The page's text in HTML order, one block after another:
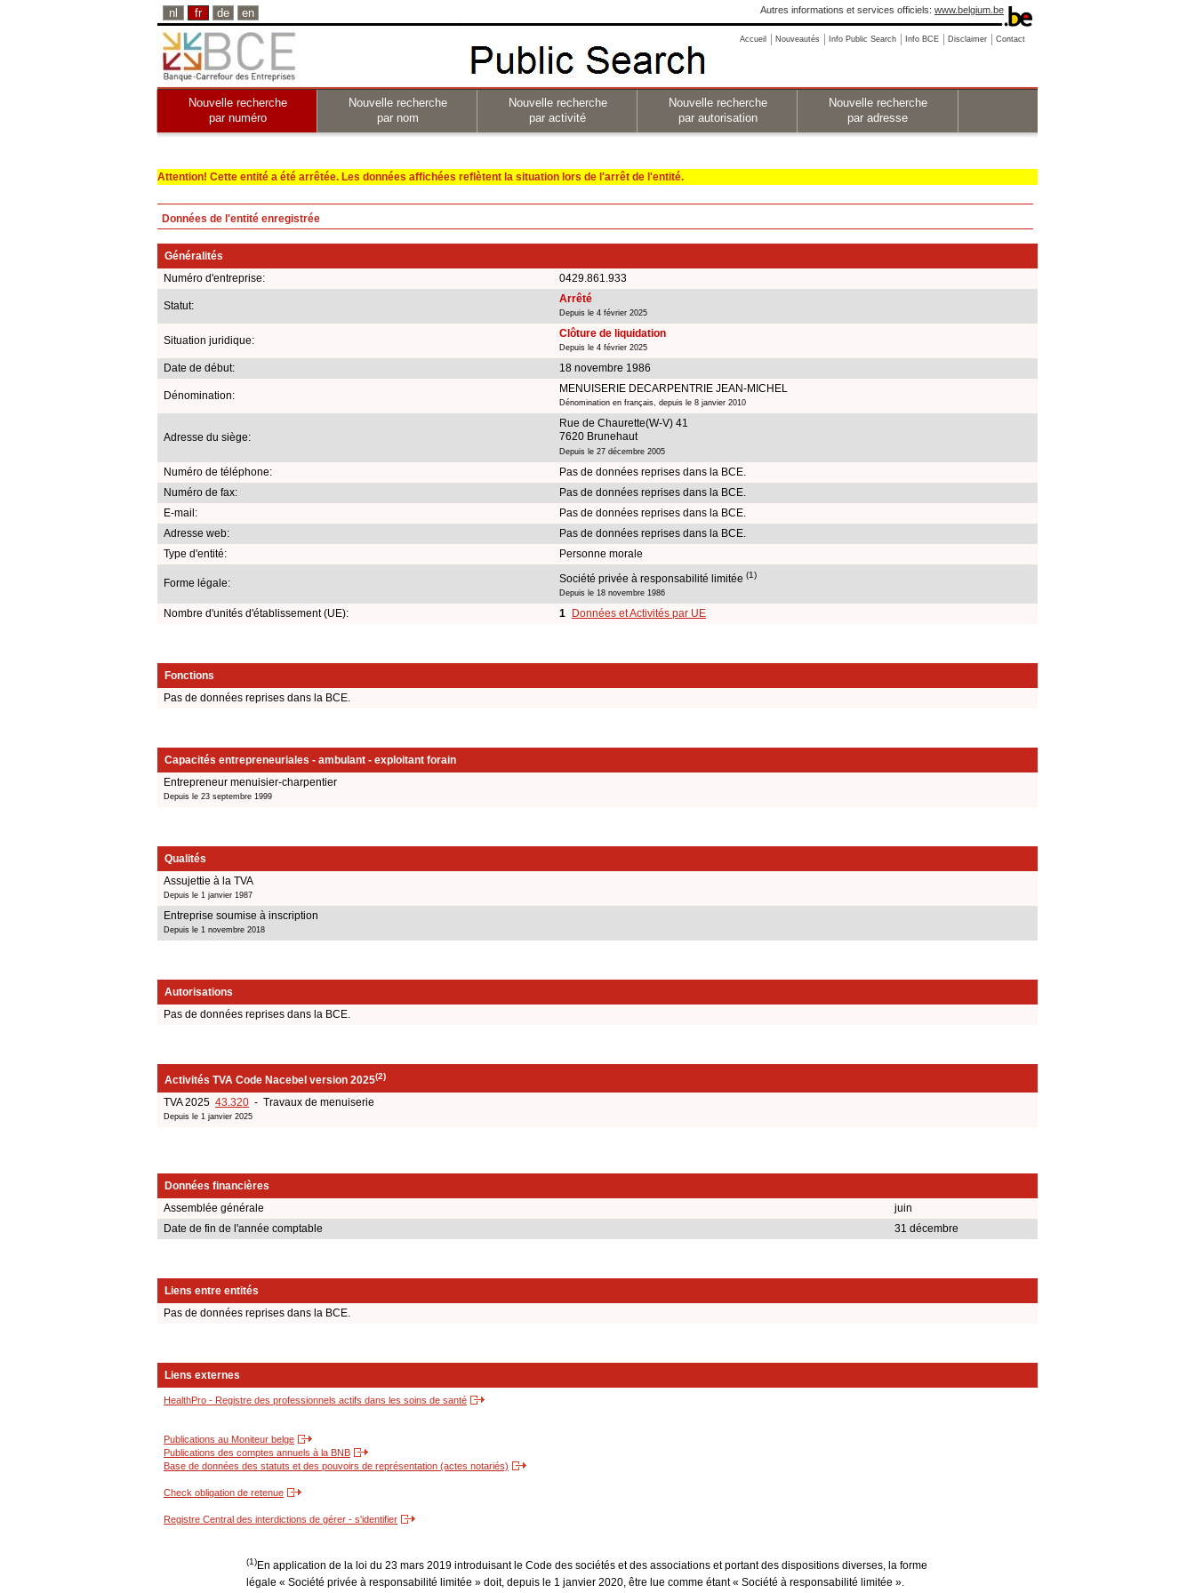
nl fr de en Autres informations et services officiels: www.belgium.be
Accueil Nouveautés Info Public Search Info BCE Disclaimer Contact
Nouvelle recherche
par numéro
Nouvelle recherche
par nom
Nouvelle recherche
par activité
Nouvelle recherche
par autorisation
Nouvelle recherche
par adresse
Attention! Cette entité a été arrêtée. Les données affichées reflètent la situation lors de l'arrêt de l'entité.
Données de l'entité enregistrée
Généralités
Numéro d'entreprise:
0429.861.933
Statut:
Arrêté
Depuis le 4 février 2025
Situation juridique:
Clôture de liquidation
Depuis le 4 février 2025
Date de début: 18 novembre 1986
Dénomination:
MENUISERIE DECARPENTRIE JEAN-MICHEL
Dénomination en français, depuis le 8 janvier 2010
Adresse du siège:
Rue de Chaurette(W-V) 41
7620 Brunehaut
Depuis le 27 décembre 2005
Numéro de téléphone:
Pas de données reprises dans la BCE.
Numéro de fax:
Pas de données reprises dans la BCE.
E-mail:
Pas de données reprises dans la BCE.
Adresse web:
Pas de données reprises dans la BCE.
Type d'entité:
Personne morale
Forme légale: Société privée à responsabilité limitée (1)
Depuis le 18 novembre 1986
Nombre d'unités d'établissement (UE): 1 Données et Activités par UE
Fonctions
Pas de données reprises dans la BCE.
Capacités entrepreneuriales - ambulant - exploitant forain
Entrepreneur menuisier-charpentier
Depuis le 23 septembre 1999
Qualités
Assujettie à la TVA
Depuis le 1 janvier 1987
Entreprise soumise à inscription
Depuis le 1 novembre 2018
Autorisations
Pas de données reprises dans la BCE.
Activités TVA Code Nacebel version 2025(2)
TVA 2025 43.320 - Travaux de menuiserie
Depuis le 1 janvier 2025
Données financières
Assemblée générale
juin
Date de fin de l'année comptable
31 décembre
Liens entre entités
Pas de données reprises dans la BCE.
Liens externes
HealthPro - Registre des professionnels actifs dans les soins de santé
Publications au Moniteur belge
Publications des comptes annuels à la BNB
Base de données des statuts et des pouvoirs de représentation (actes notariés)
Check obligation de retenue
Registre Central des interdictions de gérer - s'identifier
(1)En application de la loi du 23 mars 2019 introduisant le Code des sociétés et des associations et portant des dispositions diverses, la forme
légale « Société privée à responsabilité limitée » doit, depuis le 1 janvier 2020, être lue comme étant « Société à responsabilité limitée ».